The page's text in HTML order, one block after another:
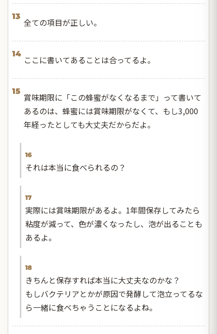
13
全ての項目が正しい。
14
ここに書いてあることは合ってるよ。
15
賞味期限に「この蜂蜜がなくなるまで」って書いて
あるのは、蜂蜜には賞味期限がなくて、もし3,000
年経ったとしても大丈夫だからだよ。
16
それは本当に食べられるの？
17
実際には賞味期限があるよ。1年間保存してみたら
粘度が減って、色が濃くなったし、泡が出ることも
あるよ。
18
きちんと保存すれば本当に大丈夫なのかな？
もしバクテリアとかが原因で発酵して泡立ってるな
ら一緒に食べちゃうことになるよね。